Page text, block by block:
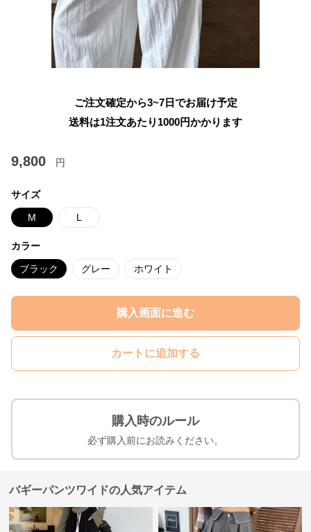
ご注文確定から3~7日でお届け予定
送料は1注文あたり 1000円かかります
9,800 円
サイズ
M L
カラー
ブラック グレー ホワイト
購入画面に進む
カートに追加する
購入時のルール
必ず購入前にお読みください。
バギーパンツワイドの人気アイテム